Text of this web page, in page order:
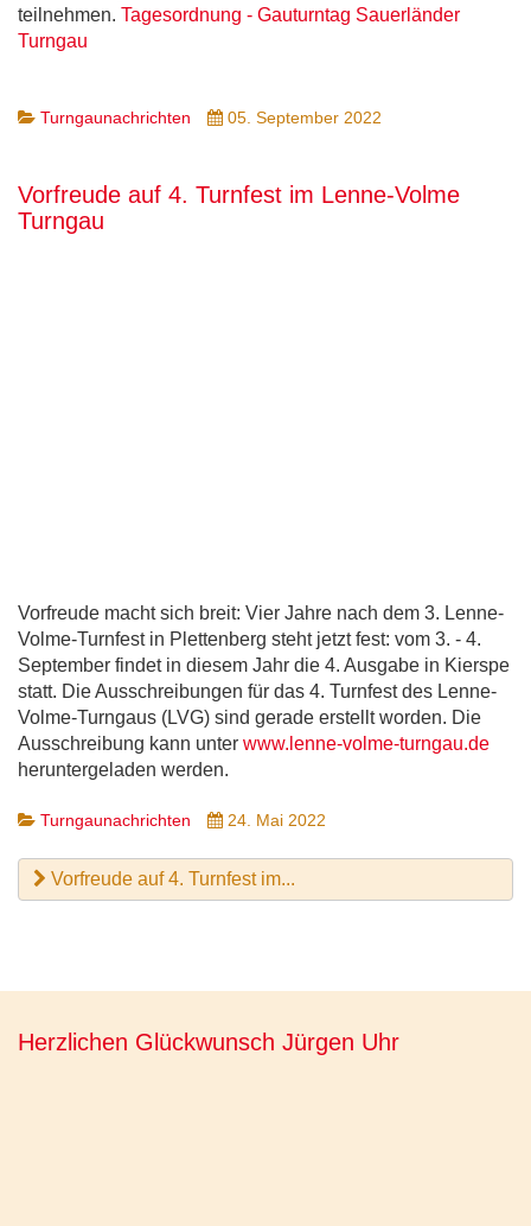
teilnehmen. Tagesordnung - Gauturntag Sauerländer
Turngau
Turngaunachrichten 05. September 2022
Vorfreude auf 4. Turnfest im Lenne-Volme
Turngau
Vorfreude macht sich breit: Vier Jahre nach dem 3. Lenne-
Volme-Turnfest in Plettenberg steht jetzt fest: vom 3. - 4.
September findet in diesem Jahr die 4. Ausgabe in Kierspe
statt. Die Ausschreibungen für das 4. Turnfest des Lenne-
Volme-Turngaus (LVG) sind gerade erstellt worden. Die
Ausschreibung kann unter www.lenne-volme-turngau.de
heruntergeladen werden.
Turngaunachrichten 24. Mai 2022
Vorfreude auf 4. Turnfest im...
Herzlichen Glückwunsch Jürgen Uhr